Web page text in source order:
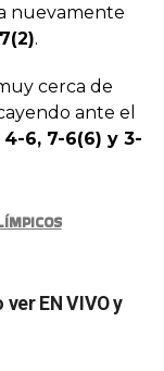
nuevamente
.
cerca de
ante el
6, 7-6(6) y 3-
EN VIVO y